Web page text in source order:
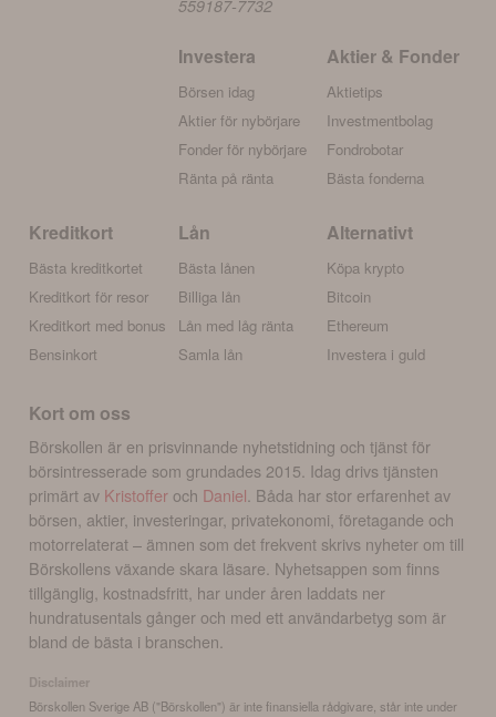
559187-7732
Investera
Börsen idag
Aktier för nybörjare
Fonder för nybörjare
Ränta på ränta
Aktier & Fonder
Aktietips
Investmentbolag
Fondrobotar
Bästa fonderna
Kreditkort
Bästa kreditkortet
Kreditkort för resor
Kreditkort med bonus
Bensinkort
Lån
Bästa lånen
Billiga lån
Lån med låg ränta
Samla lån
Alternativt
Köpa krypto
Bitcoin
Ethereum
Investera i guld
Kort om oss
Börskollen är en prisvinnande nyhetstidning och tjänst för
börsintresserade som grundades 2015. Idag drivs tjänsten
primärt av Kristoffer och Daniel. Båda har stor erfarenhet av
börsen, aktier, investeringar, privatekonomi, företagande och
motorrelaterat – ämnen som det frekvent skrivs nyheter om till
Börskollens växande skara läsare. Nyhetsappen som finns
tillgänglig, kostnadsfritt, har under åren laddats ner
hundratusentals gånger och med ett användarbetyg som är
bland de bästa i branschen.
Disclaimer
Börskollen Sverige AB ("Börskollen") är inte finansiella rådgivare, står inte under